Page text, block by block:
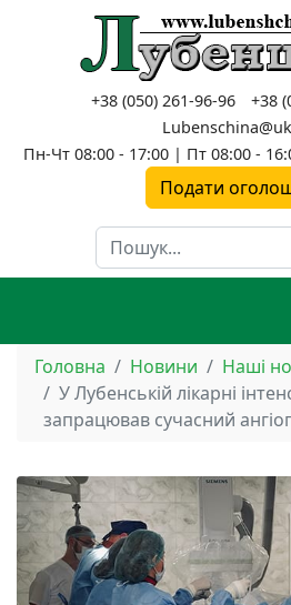
+38 (050) 261-96-96
+38
Пн-Чт 08:00 - 17:00 | Пт 08:00 -
Подати
Пошук
Головна Новини
Наші
У Лубенській лікарні
запрацював сучасний